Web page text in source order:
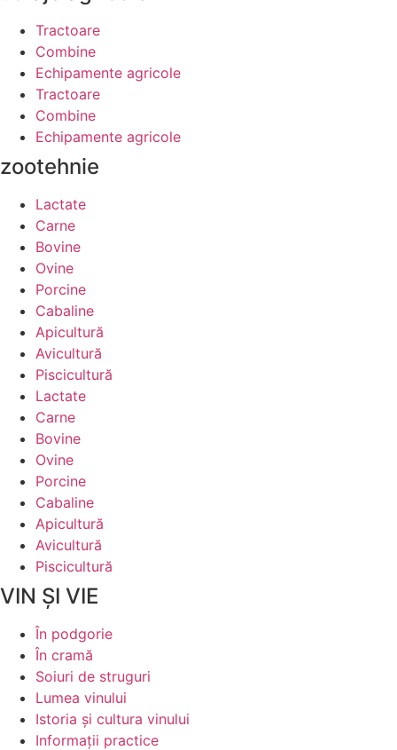
Tractoare
Combine
Echipamente agricole
Tractoare
Combine
Echipamente agricole
zootehnie
Lactate
Carne
Bovine
Ovine
Porcine
Cabaline
Apicultură
Avicultură
Piscicultură
Lactate
Carne
Bovine
Ovine
Porcine
Cabaline
Apicultură
Avicultură
Piscicultură
VIN ȘI VIE
În podgorie
În cramă
Soiuri de struguri
Lumea vinului
Istoria şi cultura vinului
Informaţii practice